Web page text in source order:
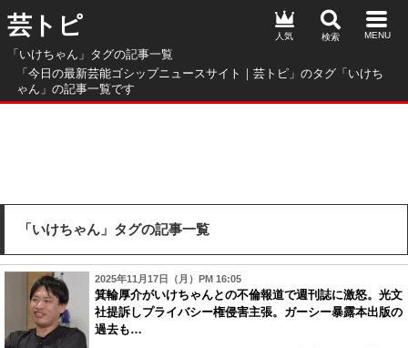
芸トピ
「いけちゃん」タグの記事一覧
「今日の最新芸能ゴシップニュースサイト｜芸トピ」のタグ「いけち
ゃん」の記事一覧です
人気
「いけちゃん」タグの記事一覧
2025年11月17日（月）PM 16:05
箕輪厚介がいけちゃんとの不倫報道で週刊誌に激怒。光文
社提訴しプライバシー権侵害主張。ガーシー暴露本出版の
過去も…